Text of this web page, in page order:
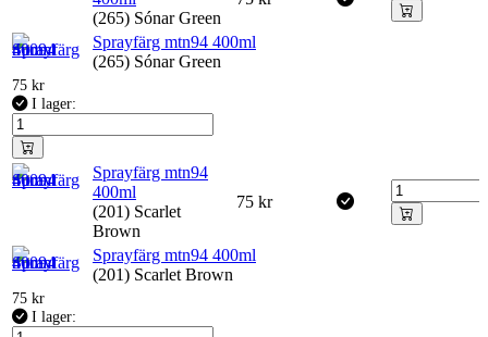
(265) Sónar Green
Sprayfärg mtn94 400ml
(265) Sónar Green
75 kr
I lager:
Sprayfärg mtn94
400ml
(201) Scarlet
Brown
75 kr
Sprayfärg mtn94 400ml
(201) Scarlet Brown
75 kr
I lager: